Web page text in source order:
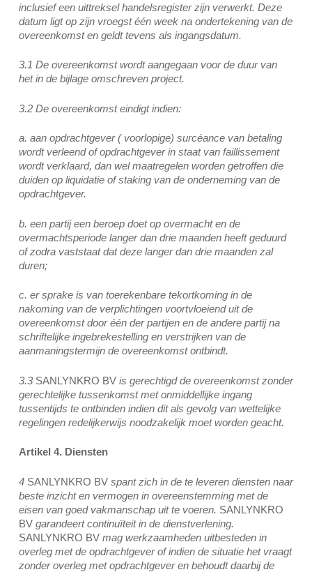
inclusief een uittreksel handelsregister zijn verwerkt. Deze
datum ligt op zijn vroegst één week na ondertekening van de
overeenkomst en geldt tevens als ingangsdatum.
3.1 De overeenkomst wordt aangegaan voor de duur van
het in de bijlage omschreven project.
3.2 De overeenkomst eindigt indien:
a. aan opdrachtgever ( voorlopige) surcéance van betaling
wordt verleend of opdrachtgever in staat van faillissement
wordt verklaard, dan wel maatregelen worden getroffen die
duiden op liquidatie of staking van de onderneming van de
opdrachtgever.
b. een partij een beroep doet op overmacht en de
overmachtsperiode langer dan drie maanden heeft geduurd
of zodra vaststaat dat deze langer dan drie maanden zal
duren;
c. er sprake is van toerekenbare tekortkoming in de
nakoming van de verplichtingen voortvloeiend uit de
overeenkomst door één der partijen en de andere partij na
schriftelijke ingebrekestelling en verstrijken van de
aanmaningstermijn de overeenkomst ontbindt.
3.3 SANLYNKRO BVis gerechtigd de overeenkomst zonder
gerechtelijke tussenkomst met onmiddellijke ingang
tussentijds te ontbinden indien dit als gevolg van wettelijke
regelingen redelijkerwijs noodzakelijk moet worden geacht.
Artikel 4. Diensten
4 SANLYNKRO BVspant zich in de te leveren diensten naar
beste inzicht en vermogen in overeenstemming met de
eisen van goed vakmanschap uit te voeren. SANLYNKRO
BVgarandeert continuïteit in de dienstverlening.
SANLYNKRO BVmag werkzaamheden uitbesteden in
overleg met de opdrachtgever of indien de situatie het vraagt
zonder overleg met opdrachtgever en behoudt daarbij de